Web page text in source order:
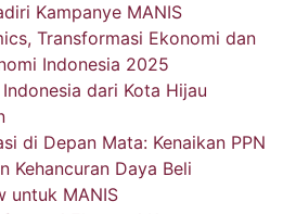
Kampanye MANIS
Transformasi Ekonomi dan
Indonesia 2025
dari Kota Hijau
di Depan Mata: Kenaikan PPN
Kehancuran Daya Beli
untuk MANIS